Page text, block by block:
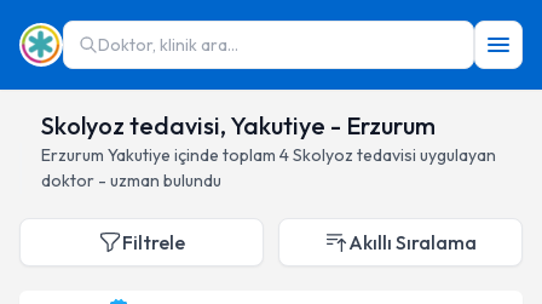
Doktor, klinik ara...
Skolyoz tedavisi, Yakutiye - Erzurum
Erzurum Yakutiye içinde toplam 4Skolyoz tedavisi uygulayan
doktor - uzman bulundu
Filtrele Akıllı Sıralama